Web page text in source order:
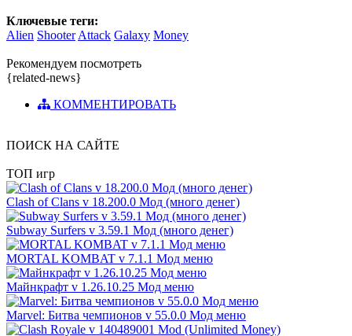
Ключевые теги:
Alien Shooter Attack Galaxy Money
Рекомендуем посмотреть
{related-news}
КОММЕНТИРОВАТЬ
ПОИСК НА САЙТЕ
ТОП игр
Clash of Clans v 18.200.0 Мод (много денег)
Subway Surfers v 3.59.1 Мод (много денег)
MORTAL KOMBAT v 7.1.1 Мод меню
Майнкрафт v 1.26.10.25 Мод меню
Marvel: Битва чемпионов v 55.0.0 Мод меню